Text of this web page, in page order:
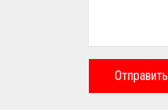
Отправить